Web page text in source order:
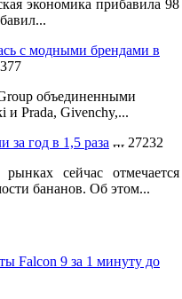
экономика прибавила 98
с модными брендами в
объединенными
Prada, Givenchy,...
год в 1,5 раза
27232
сейчас отмечается
бананов. Об этом...
Falcon 9 за 1 минуту до